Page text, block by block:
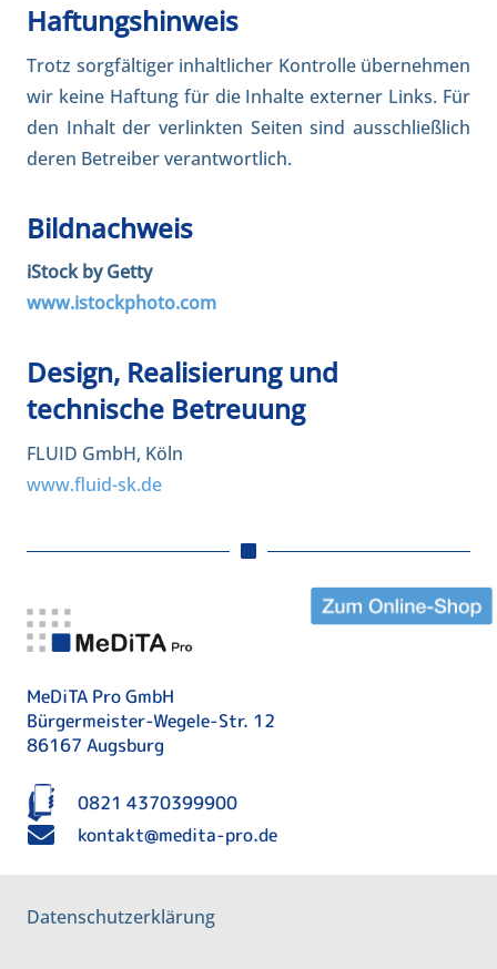
Haftungshinweis
Trotz sorgfältiger inhaltlicher Kontrolle übernehmen
wir keine Haftung für die Inhalte externer Links. Für
den Inhalt der verlinkten Seiten sind ausschließlich
deren Betreiber verantwortlich.
Bildnachweis
iStock by Getty
www.istockphoto.com
Design, Realisierung und
technische Betreuung
FLUID GmbH, Köln
www.fluid-sk.de
MeDiTA Pro GmbH
Bürgermeister-Wegele-Str. 12
86167 Augsburg
0821 4370399900
kontakt@medita-pro.de
Datenschutzerklärung